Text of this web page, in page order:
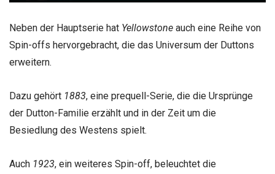
Neben der Hauptserie hat Yellowstone auch eine Reihe von
Spin-offs hervorgebracht, die das Universum der Duttons
erweitern.
Dazu gehört 1883, eine prequell-Serie, die die Ursprünge
der Dutton-Familie erzählt und in der Zeit um die
Besiedlung des Westens spielt.
Auch 1923, ein weiteres Spin-off, beleuchtet die